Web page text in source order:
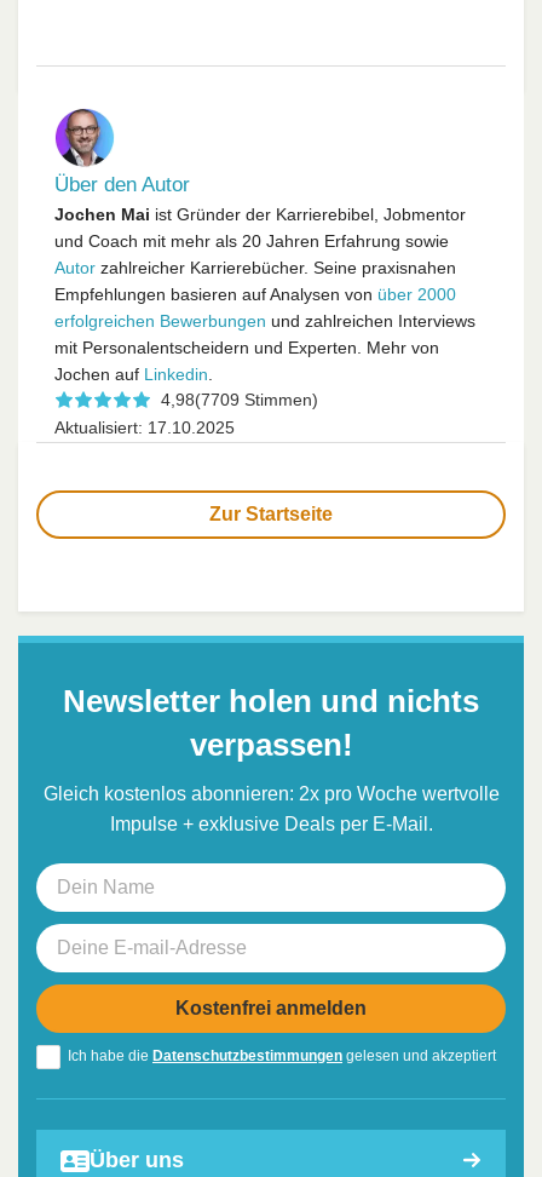
Über den Autor
Jochen Mai ist Gründer der Karrierebibel, Jobmentor
und Coach mit mehr als 20 Jahren Erfahrung sowie
Autor zahlreicher Karrierebücher. Seine praxisnahen
Empfehlungen basieren auf Analysen von über 2000
erfolgreichen Bewerbungen und zahlreichen Interviews
mit Personalentscheidern und Experten. Mehr von
Jochen auf Linkedin.
4,98(7709 Stimmen)
Aktualisiert: 17.10.2025
Zur Startseite
Newsletter holen und nichts
verpassen!
Gleich kostenlos abonnieren: 2x pro Woche wertvolle
Impulse + exklusive Deals per E-Mail.
Ich habe die Datenschutzbestimmungen gelesen und akzeptiert
Über uns